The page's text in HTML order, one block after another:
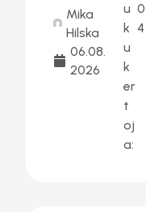
Mika
Hilska
06.08.
2026
u
k
u
k
er
t
oj
a:
0
4